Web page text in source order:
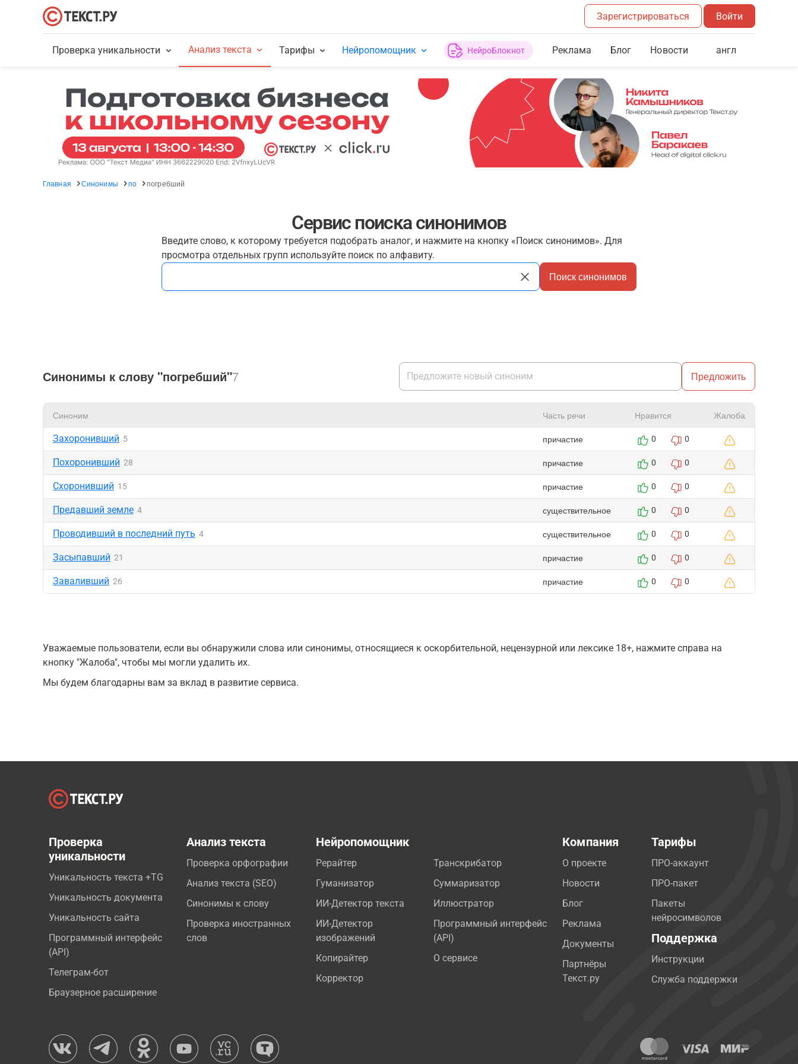
Зарегистрироваться Войти
Проверка уникальности Анализ текста Тарифы Нейропомощник НейроБлокнот Реклама Блог Новости англ
Главная Синонимы по погребший
Сервис поиска синонимов
Введите слово, к которому требуется подобрать аналог, и нажмите на кнопку «Поиск синонимов». Для
просмотра отдельных групп используйте поиск по алфавиту.
Поиск синонимов
Синонимы к слову "погребший"7 Предложить
Синоним Часть речи Нравится Жалоба
Захоронивший 5 причастие 0 0
Похоронивший 28 причастие 0 0
Схоронивший 15 причастие 0 0
Предавший земле 4 существительное 0 0
Проводивший в последний путь 4 существительное 0 0
Засыпавший 21 причастие 0 0
Заваливший 26 причастие 0 0
Уважаемые пользователи, если вы обнаружили слова или синонимы, относящиеся к оскорбительной, нецензурной или лексике 18+, нажмите справа на
кнопку "Жалоба", чтобы мы могли удалить их.
Мы будем благодарны вам за вклад в развитие сервиса.
Проверка
уникальности
Уникальность текста +TG
Уникальность документа
Уникальность сайта
Программный интерфейс
(API)
Телеграм-бот
Браузерное расширение
Анализ текста
Проверка орфографии
Анализ текста (SEO)
Синонимы к слову
Проверка иностранных
слов
Нейропомощник
Рерайтер
Гуманизатор
ИИ-Детектор текста
ИИ-Детектор
изображений
Копирайтер
Корректор
Транскрибатор
Суммаризатор
Иллюстратор
Программный интерфейс
(API)
О сервисе
Компания
О проекте
Новости
Блог
Реклама
Документы
Партнёры
Текст.ру
Тарифы
ПРО-аккаунт
ПРО-пакет
Пакеты
нейросимволов
Поддержка
Инструкции
Служба поддержки